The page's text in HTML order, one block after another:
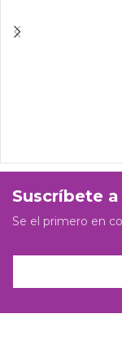
Suscríbete
Se el primero en